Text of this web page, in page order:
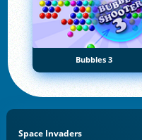
Bubbles 3
Space Invaders